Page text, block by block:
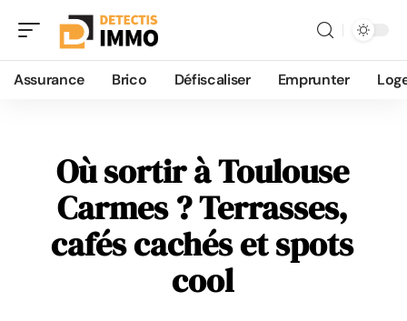
Assurance Brico Défiscaliser Emprunter
Où sortir à Toulouse
Carmes ? Terrasses,
cafés cachés et spots
cool